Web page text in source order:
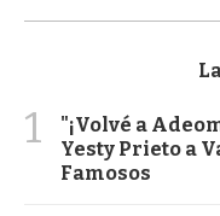
1
"¡Volvé a
Yesty Prieto a
Famosos